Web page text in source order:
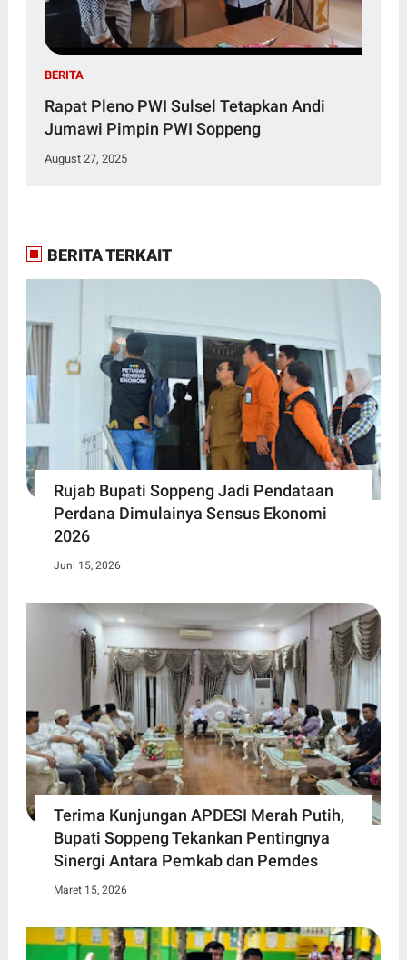
BERITA
Rapat Pleno PWI Sulsel Tetapkan Andi
Jumawi Pimpin PWI Soppeng
August 27, 2025
BERITA TERKAIT
Rujab Bupati Soppeng Jadi Pendataan
Perdana Dimulainya Sensus Ekonomi
2026
Juni 15, 2026
Terima Kunjungan APDESI Merah Putih,
Bupati Soppeng Tekankan Pentingnya
Sinergi Antara Pemkab dan Pemdes
Maret 15, 2026